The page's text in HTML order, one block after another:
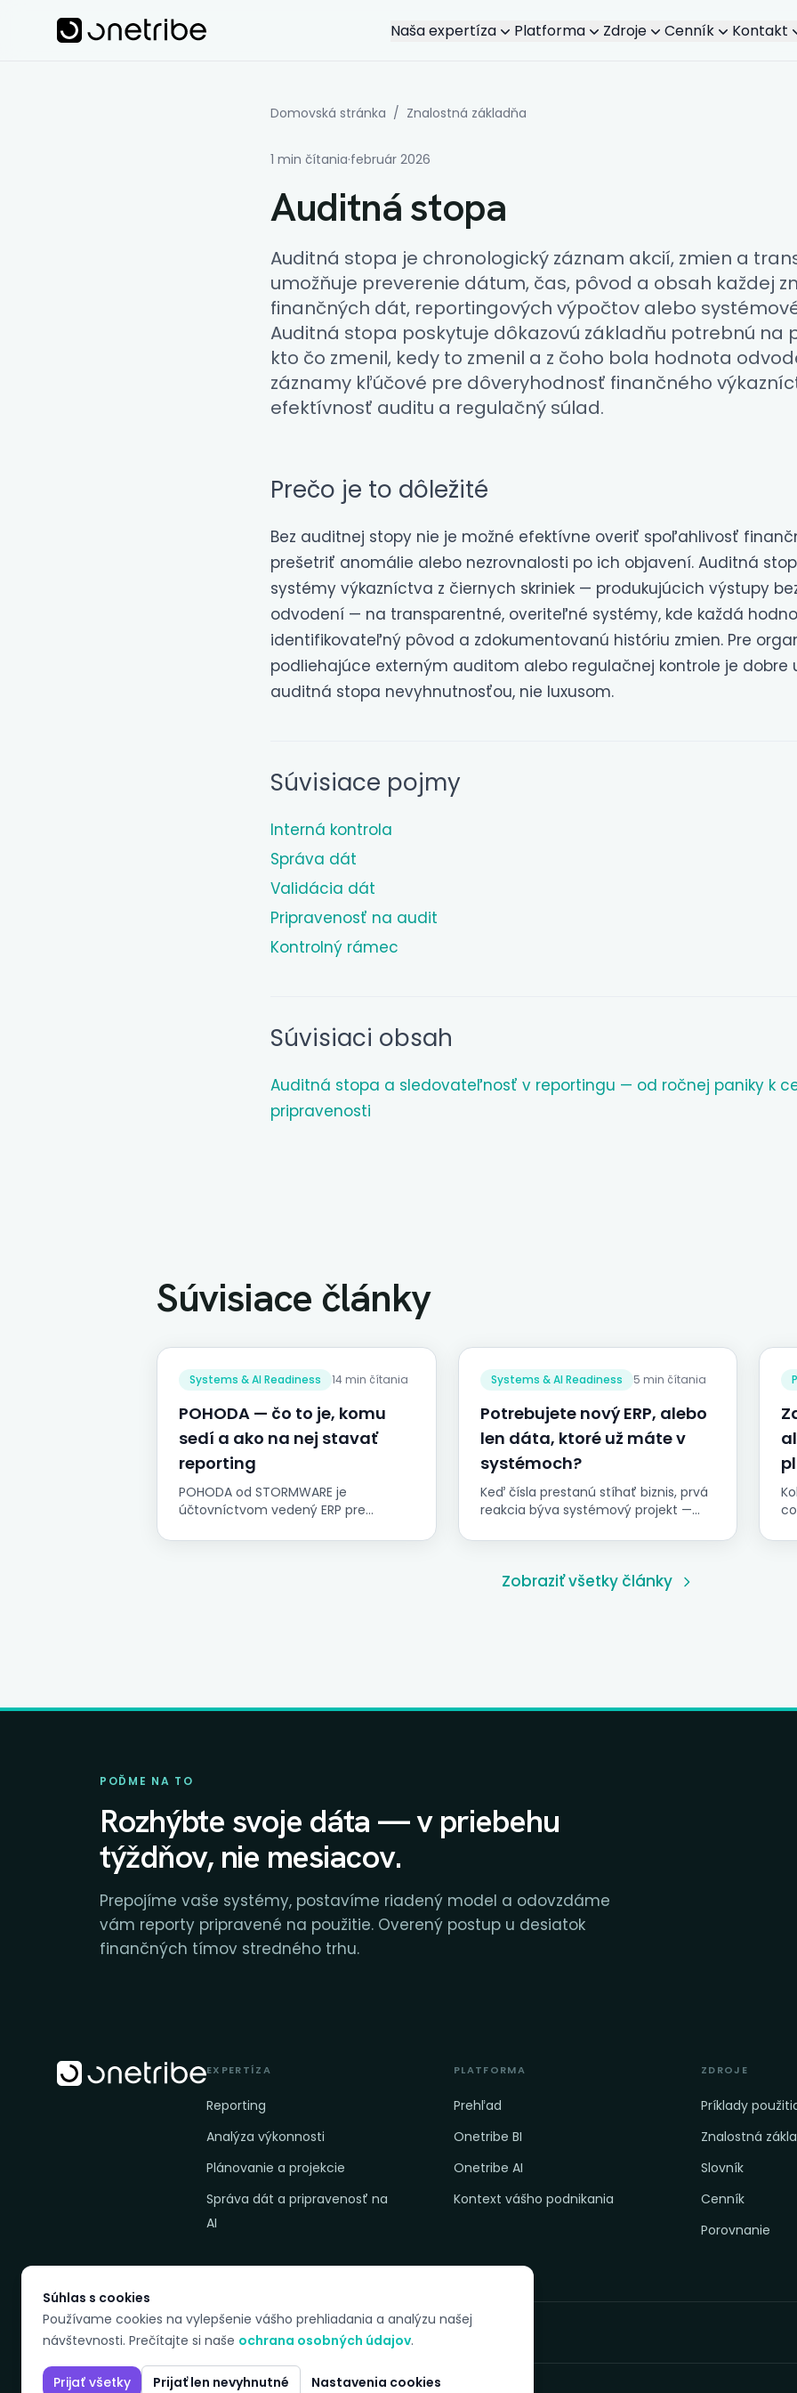
Onetribe
Naša expertíza Platforma Zdroje Cenník Kontakt
Súvisiaci obsah
Domovská stránka / Znalostná základňa
1 min čítania·február 2026
Auditná stopa
Auditná stopa je chronologický záznam akcií, zmien a
umožňuje preverenie dátum, čas, pôvod a obsah každej
finančných dát, reportingových výpočtov alebo
Auditná stopa poskytuje dôkazovú základňu potrebnú na
kto čo zmenil, kedy to zmenil a z čoho bola hodnota
záznamy kľúčové pre dôveryhodnosť finančného
efektívnosť auditu a regulačný súlad.
Prečo je to dôležité
Bez auditnej stopy nie je možné efektívne overiť spoľahlivosť
prešetriť anomálie alebo nezrovnalosti po ich objavení. Auditná
systémy výkazníctva z čiernych skriniek — produkujúcich výstupy
odvodení — na transparentné, overiteľné systémy, kde každá
identifikovateľný pôvod a zdokumentovanú históriu zmien. Pre
podliehajúce externým auditom alebo regulačnej kontrole je dobre
auditná stopa nevyhnutnosťou, nie luxusom.
Súvisiace pojmy
Interná kontrola
Správa dát
Validácia dát
Pripravenosť na audit
Kontrolný rámec
Súvisiaci obsah
Auditná stopa a sledovateľnosť v reportingu — od ročnej paniky k
pripravenosti
Súvisiace články
Systems & AI Readiness 14 min čítania
POHODA — čo to je, komu
sedí a ako na nej stavať
reporting
POHODA od STORMWARE je
účtovníctvom vedený ERP pre
postavený, poriadne lokalizovaný a
Systems & AI Readiness 5 min čítania
Potrebujete nový ERP, alebo
len dáta, ktoré už máte v
systémoch?
Keď čísla prestanú stíhať biznis, prvá
reakcia býva systémový projekt —
rozbehnúť, zaškoliť. Často to rieši
naozaj oplatí, kedy je rýchlejšie využiť
Zobraziť všetky články
POĎME NA TO
Rozhýbte svoje dáta — v priebehu
týždňov, nie mesiacov.
Prepojíme vaše systémy, postavíme riadený model a odovzdáme
vám reporty pripravené na použitie. Overený postup u desiatok
finančných tímov stredného trhu.
EXPERTÍZA
Reporting
Analýza výkonnosti
Plánovanie a projekcie
Správa dát a pripravenosť na
AI
PLATFORMA
Prehľad
Onetribe BI
Onetribe AI
Kontext vášho podnikania
ZDROJE
Príklady
Znalostná
Slovník
Cenník
Porovnanie
DOSTUPNÉ JAZYKY
Súhlas s cookies
Používame cookies na vylepšenie vášho prehliadania a analýzu našej
návštevnosti. Prečítajte si naše ochrana osobných údajov.
Prijať všetky Prijať len nevyhnutné Nastavenia cookies